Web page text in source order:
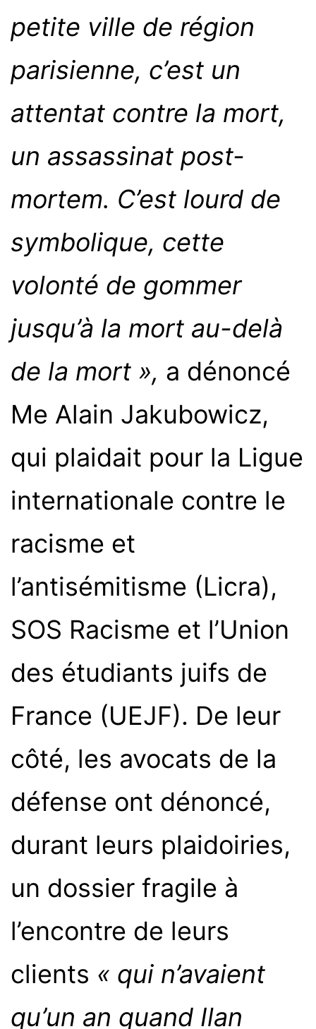
petite ville de région
parisienne, c’est un
attentat contre la mort,
un assassinat post-
mortem. C’est lourd de
symbolique, cette
volonté de gommer
jusqu’à la mort au-delà
de la mort », a dénoncé
Me Alain Jakubowicz,
qui plaidait pour la Ligue
internationale contre le
racisme et
l’antisémitisme (Licra),
SOS Racisme et l’Union
des étudiants juifs de
France (UEJF). De leur
côté, les avocats de la
défense ont dénoncé,
durant leurs plaidoiries,
un dossier fragile à
l’encontre de leurs
clients « qui n’avaient
qu’un an quand Ilan